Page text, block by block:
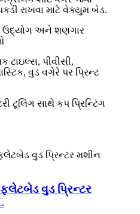
રાખવા માટે વેક્યુમ બેડ.
અને શણગાર
ટાઇલ્સ, પીવીસી,
વુડ વગેરે પર પ્રિન્ટ
ટૂલિંગ સાથે કપ પ્રિન્ટિંગ
વુડ પ્રિન્ટર